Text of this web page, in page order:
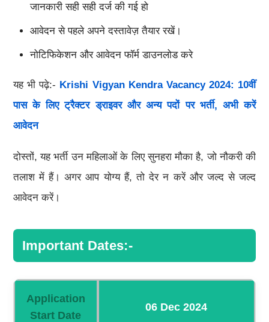
जानकारी सही सही दर्ज की गई हो
आवेदन से पहले अपने दस्तावेज़ तैयार रखें।
नोटिफिकेशन और आवेदन फॉर्म डाउनलोड करे
यह भी पढ़े:- Krishi Vigyan Kendra Vacancy 2024: 10वीं
पास के लिए ट्रैक्टर ड्राइवर और अन्य पदों पर भर्ती, अभी करें
आवेदन
दोस्तों, यह भर्ती उन महिलाओं के लिए सुनहरा मौका है, जो नौकरी की
तलाश में हैं। अगर आप योग्य हैं, तो देर न करें और जल्द से जल्द
आवेदन करें।
Important Dates:-
Application
Start Date
06 Dec 2024